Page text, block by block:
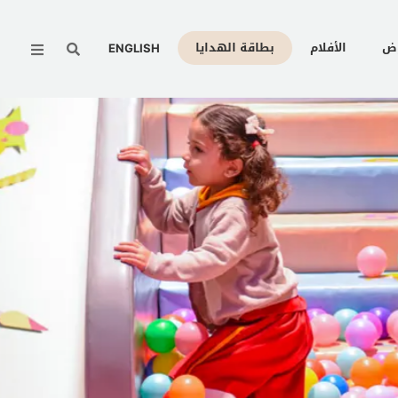
الأفلام بطاقة الهدايا ENGLISH
Menu